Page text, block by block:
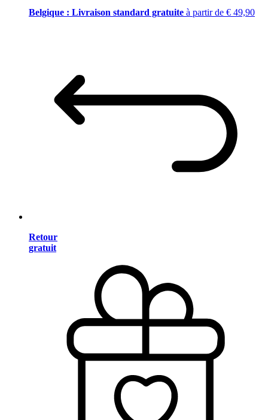
Belgique : Livraison standard gratuite à partir de € 49,90
Retour
gratuit